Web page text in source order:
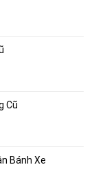
Cũ
Bánh Xe